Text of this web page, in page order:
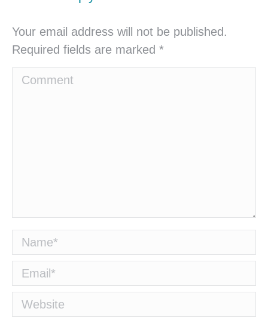
Your email address will not be published.
Required fields are marked *
Comment
Name *
Email *
Website